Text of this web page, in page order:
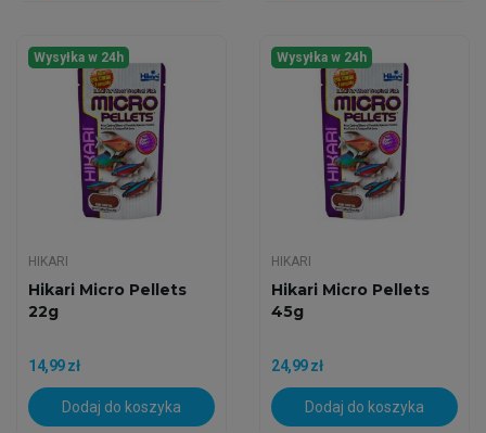
Wysyłka w 24h
HIKARI
Hikari Micro Pellets
22g
14,99 zł
Dodaj do koszyka
Wysyłka w 24h
HIKARI
Hikari Micro Pellets
45g
24,99 zł
Dodaj do koszyka